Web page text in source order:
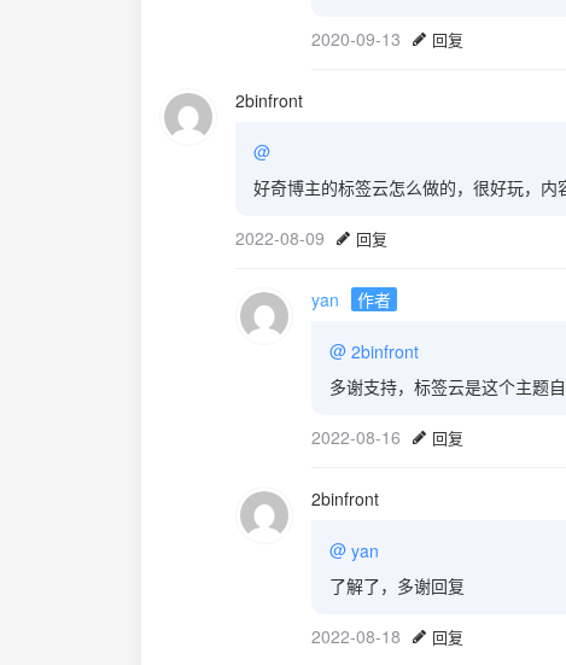
2020-09-13 回复
2binfront
@
好奇博主的标签云怎么做的，很好玩，内
2022-08-09 回复
yan 作者
@ 2binfront
多谢支持，标签云是这个主题
2022-08-16 回复
2binfront
@ yan
了解了，多谢回复
2022-08-18 回复